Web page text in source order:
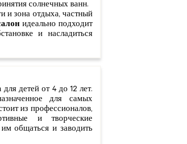
солнечных ванн.
и зона отдыха, частный
идеально подходит
и насладиться
детей от 4 до 12 лет.
для самых
из профессионалов,
и творческие
общаться и заводить